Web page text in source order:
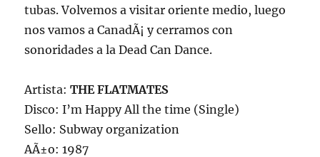
tubas. Volvemos a visitar oriente medio, luego
nos vamos a CanadÃ¡ y cerramos con
sonoridades a la Dead Can Dance.
Artista:THE FLATMATES
Disco: I’m Happy All the time (Single)
Sello: Subway organization
AÃ±o: 1987